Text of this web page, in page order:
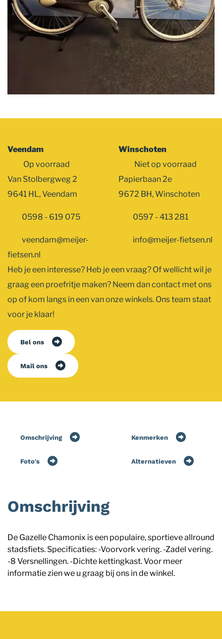
Veendam
Op voorraad
Van Stolbergweg 2
9641 HL, Veendam
0598 - 619 075
veendam@meijer-
fietsen.nl
Winschoten
Niet op voorraad
Papierbaan 2e
9672 BH, Winschoten
0597 - 413 281
info@meijer-fietsen.nl
Heb je een interesse? Heb je een vraag? Of wellicht wil je
graag een proefritje maken? Neem dan contact met ons
op of kom langs in een van onze winkels. Ons team staat
voor je klaar!
Bel ons
Mail ons
Omschrijving Kenmerken
Foto's Alternatieven
Omschrijving
De Gazelle Chamonix is een populaire, sportieve allround
stadsfiets. Specificaties: -Voorvork vering. -Zadel vering.
-8 Versnellingen. -Dichte kettingkast. Voor meer
informatie zien we u graag bij ons in de winkel.